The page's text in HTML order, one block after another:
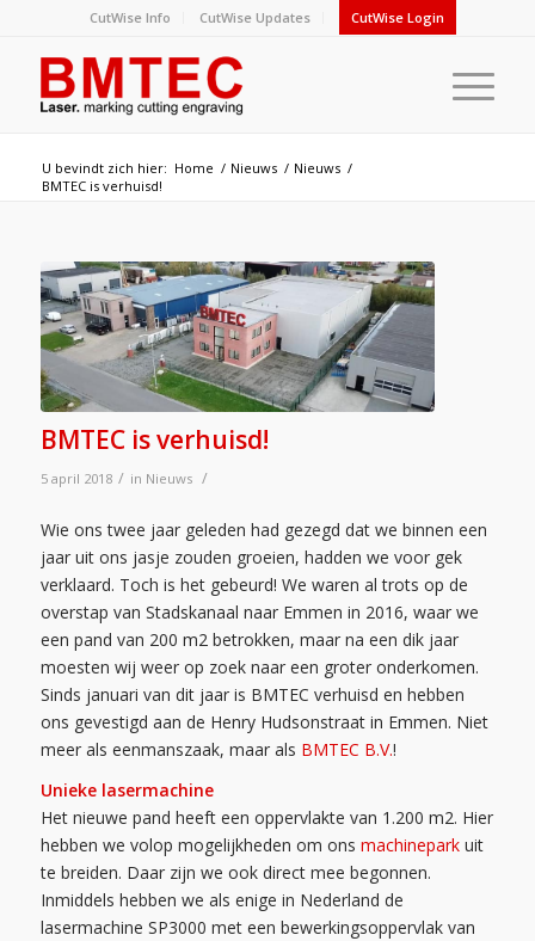
CutWise Info CutWise Updates CutWise Login
U bevindt zich hier: Home / Nieuws / Nieuws /
BMTEC is verhuisd!
BMTEC is verhuisd!
5 april 2018 / in Nieuws /
Wie ons twee jaar geleden had gezegd dat we binnen een
jaar uit ons jasje zouden groeien, hadden we voor gek
verklaard. Toch is het gebeurd! We waren al trots op de
overstap van Stadskanaal naar Emmen in 2016, waar we
een pand van 200 m2 betrokken, maar na een dik jaar
moesten wij weer op zoek naar een groter onderkomen.
Sinds januari van dit jaar is BMTEC verhuisd en hebben
ons gevestigd aan de Henry Hudsonstraat in Emmen. Niet
meer als eenmanszaak, maar als BMTEC B.V.!
Unieke lasermachine
Het nieuwe pand heeft een oppervlakte van 1.200 m2. Hier
hebben we volop mogelijkheden om ons machineparkuit
te breiden. Daar zijn we ook direct mee begonnen.
Inmiddels hebben we als enige in Nederland de
lasermachine SP3000 met een bewerkingsoppervlak van